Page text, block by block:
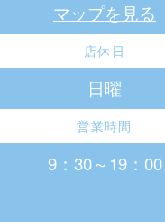
マップを見る
店休日
日曜
営業時間
9：30～19：00